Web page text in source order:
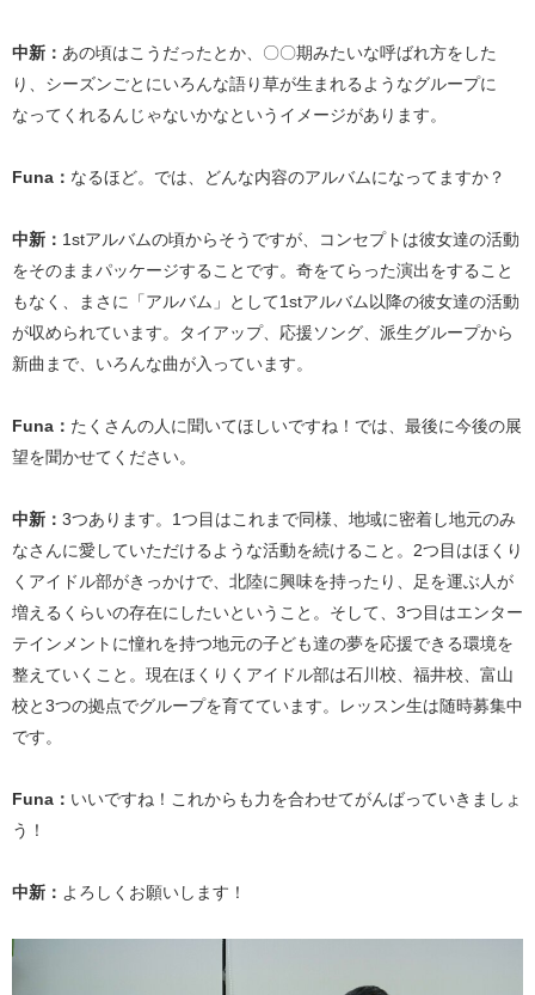
中新： あの頃はこうだったとか、〇〇期みたいな呼ばれ方をした
り、シーズンごとにいろんな語り草が生まれるようなグループに
なってくれるんじゃないかなというイメージがあります。
Funa： なるほど。では、どんな内容のアルバムになってますか？
中新： 1stアルバムの頃からそうですが、コンセプトは彼女達の活動
をそのままパッケージすることです。奇をてらった演出をすること
もなく、まさに「アルバム」として1stアルバム以降の彼女達の活動
が収められています。タイアップ、応援ソング、派生グループから
新曲まで、いろんな曲が入っています。
Funa： たくさんの人に聞いてほしいですね！では、最後に今後の展
望を聞かせてください。
中新： 3つあります。1つ目はこれまで同様、地域に密着し地元のみ
なさんに愛していただけるような活動を続けること。2つ目はほくり
くアイドル部がきっかけで、北陸に興味を持ったり、足を運ぶ人が
増えるくらいの存在にしたいということ。そして、3つ目はエンター
テインメントに憧れを持つ地元の子ども達の夢を応援できる環境を
整えていくこと。現在ほくりくアイドル部は石川校、福井校、富山
校と3つの拠点でグループを育てています。レッスン生は随時募集中
です。
Funa： いいですね！これからも力を合わせてがんばっていきましょ
う！
中新： よろしくお願いします！